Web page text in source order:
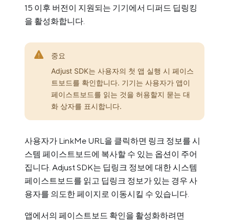
15 이후 버전이 지원되는 기기에서 디퍼드 딥링킹
을 활성화합니다.
중요
Adjust SDK는 사용자의 첫 앱 실행 시 페이스
트보드를 확인합니다. 기기는 사용자가 앱이
페이스트보드를 읽는 것을 허용할지 묻는 대
화 상자를 표시합니다.
사용자가 LinkMe URL을 클릭하면 링크 정보를 시
스템 페이스트보드에 복사할 수 있는 옵션이 주어
집니다. Adjust SDK는 딥링크 정보에 대한 시스템
페이스트보드를 읽고 딥링크 정보가 있는 경우 사
용자를 의도한 페이지로 이동시킬 수 있습니다.
앱에서의 페이스트보드 확인을 활성화하려면